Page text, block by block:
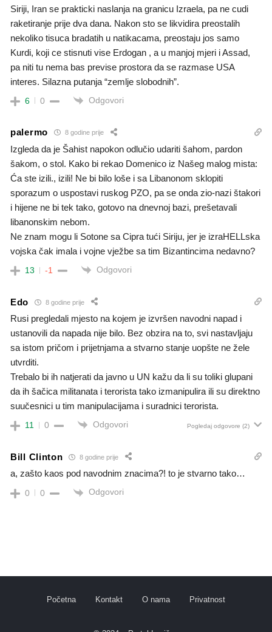
Siriji, Iran se prakticki naslanja na granicu Izraela, pa ne cudi
raketiranje prije dva dana. Nakon sto se likvidira preostalih
nekoliko tisuca bradatih u natikacama, preostaju jos samo
Kurdi, koji ce stisnuti vise Erdogan , a u manjoj mjeri i Assad,
pa niti tu nema bas previse prostora da se razmase USA
interes. Silazna putanja “zemlje slobodnih”.
6 0 Odgovori
palermo 8 godine prije
Izgleda da je Šahist napokon odlučio udariti šahom, pardon
šakom, o stol. Kako bi rekao Domenico iz Našeg malog mista:
Ća ste izili., izili! Ne bi bilo loše i sa Libanonom sklopiti
sporazum o uspostavi ruskog PZO, pa se onda zio-nazi štakori
i hijene ne bi tek tako, gotovo na dnevnoj bazi, prešetavali
libanonskim nebom.
Ne znam mogu li Sotone sa Cipra tući Siriju, jer je izraHELLska
vojska čak imala i vojne vježbe sa tim Bizantincima nedavno?
13 -1 Odgovori
Edo 8 godine prije
Rusi pregledali mjesto na kojem je izvršen navodni napad i
ustanovili da napada nije bilo. Bez obzira na to, svi nastavljaju
sa istom pričom i prijetnjama a stvarno stanje uopšte ne žele
utvrditi.
Trebalo bi ih natjerati da javno u UN kažu da li su toliki glupani
da ih šačica militanata i terorista tako izmanipulira ili su direktno
suučesnici u tim manipulacijama i suradnici terorista.
11 0 Odgovori Pogledaj odgovore (2)
Bill Clinton 8 godine prije
a, zašto kaos pod navodnim znacima?! to je stvarno tako…
0 0 Odgovori
Početna Kontakt O nama Privatnost